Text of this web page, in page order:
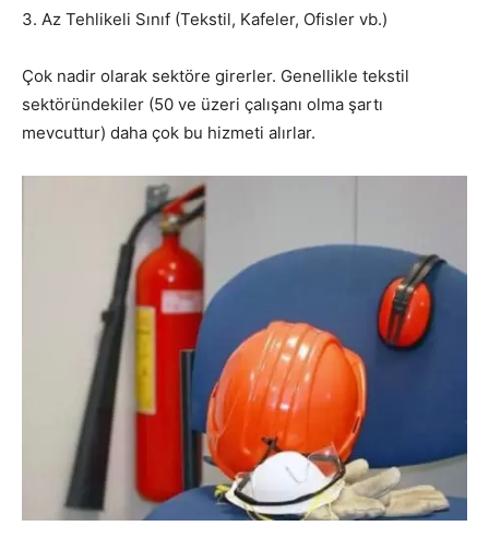
3. Az Tehlikeli Sınıf (Tekstil, Kafeler, Ofisler vb.)
Çok nadir olarak sektöre girerler. Genellikle tekstil
sektöründekiler (50 ve üzeri çalışanı olma şartı
mevcuttur) daha çok bu hizmeti alırlar.